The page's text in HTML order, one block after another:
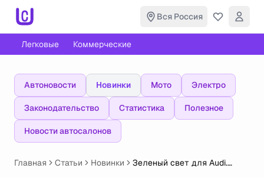
Вся Россия
Легковые Коммерческие
Автоновости Новинки Мото Электро
Законодательство Статистика Полезное
Новости автосалонов
Главная Статьи Новинки
Зеленый свет для Audi.